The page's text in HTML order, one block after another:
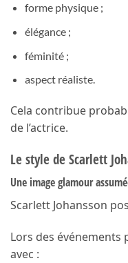
forme physique ;
élégance ;
féminité ;
aspect réaliste.
Cela contribue
de l’actrice.
Le style de Scarlett
Une image glamour
Scarlett Johansson
Lors des événements
avec :